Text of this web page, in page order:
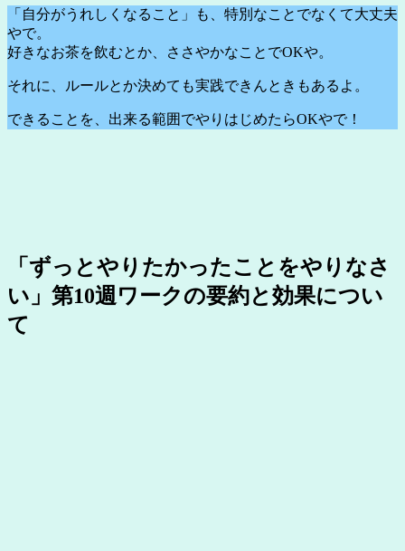
「自分がうれしくなること」も、特別なことでなくて大丈夫
やで。
好きなお茶を飲むとか、ささやかなことでOKや。
それに、ルールとか決めても実践できんときもあるよ。
できることを、出来る範囲でやりはじめたらOKやで！
「ずっとやりたかったことをやりなさ
い」第10週ワークの要約と効果につい
て